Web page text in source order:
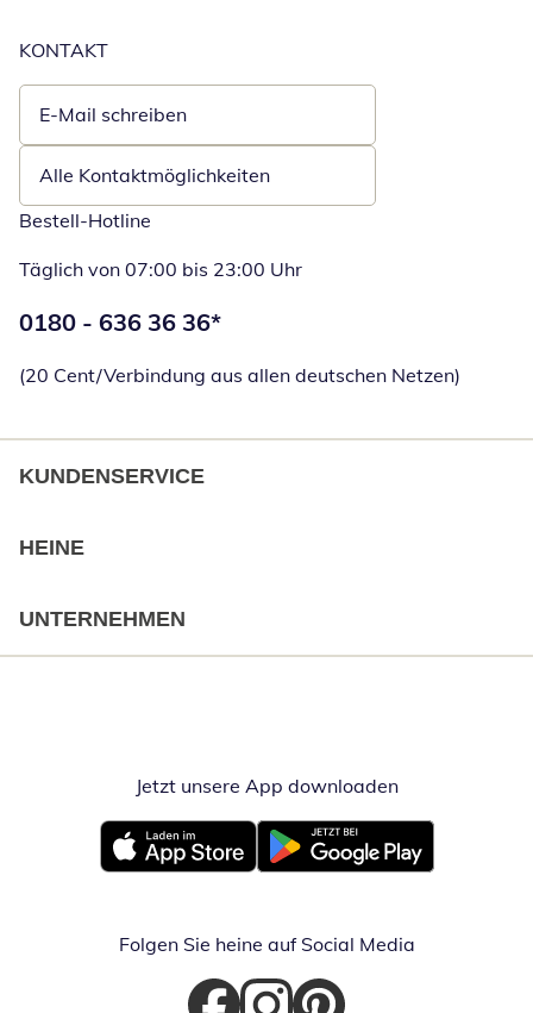
KONTAKT
E-Mail schreiben
Öffnet E-Mail-Client
Alle Kontaktmöglichkeiten
Bestell-Hotline
Täglich von 07:00 bis 23:00 Uhr
Telefonnummer:
0180 - 636 36 36*
(20 Cent/Verbindung aus allen deutschen Netzen)
KUNDENSERVICE
HEINE
UNTERNEHMEN
Jetzt unsere App downloadenÖffnet in
Öffnet in neuem FensterÖffnet in neuem Fenster
Folgen Sie heine auf Social Media